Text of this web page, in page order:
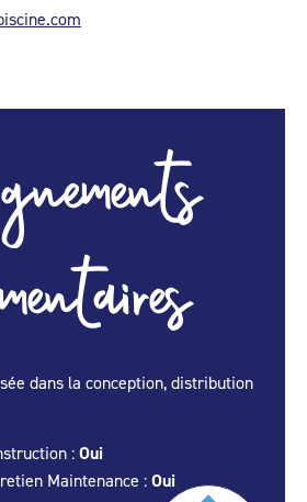
dans la conception, distribution
: Oui
Maintenance : Oui